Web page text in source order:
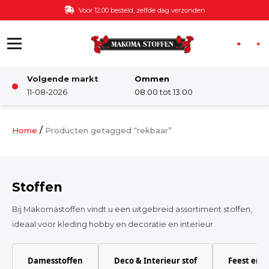
Ga naar de inhoud Voor 12:00 besteld, zelfde dag verzonden
Volgende markt
11-08-2026
Ommen
08:00 tot 13:00
Damesstoffen
Home / Producten getagged “rekbaar”
Stoffen
Bij Makomastoffen vindt u een uitgebreid assortiment stoffen,
ideaal voor kleding hobby en decoratie en interieur
Damesstoffen Deco & Interieur stof Feest en